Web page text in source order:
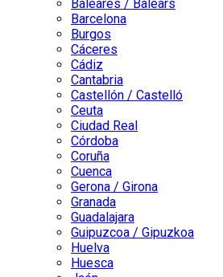
Baleares / Balears
Barcelona
Burgos
Cáceres
Cádiz
Cantabria
Castellón / Castelló
Ceuta
Ciudad Real
Córdoba
Coruña
Cuenca
Gerona / Girona
Granada
Guadalajara
Guipuzcoa / Gipuzkoa
Huelva
Huesca